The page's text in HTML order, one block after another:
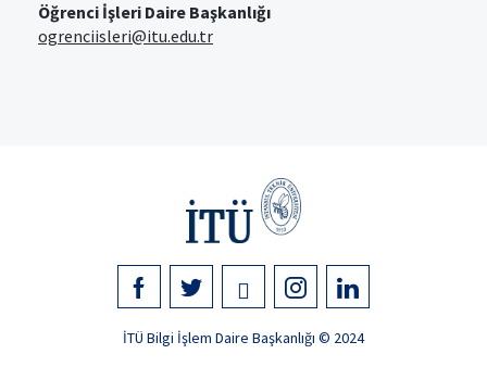
Öğrenci İşleri Daire Başkanlığı
ogrenciisleri@itu.edu.tr
İTÜ Bilgi İşlem Daire Başkanlığı © 2024